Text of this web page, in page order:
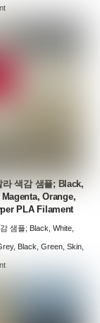
색감 샘플; Black,
Orange,
PLA Filament
샘플; Black, White,
Black, Green, Skin,